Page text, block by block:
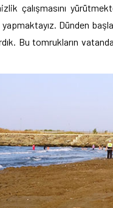
çalışmasını
Dünden
Bu tomrukların